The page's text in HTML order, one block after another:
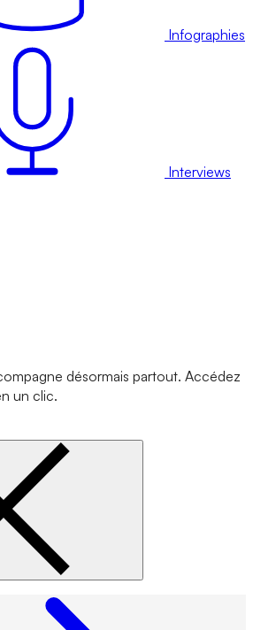
Infographies
Interviews
désormais partout. Accédez
un clic.